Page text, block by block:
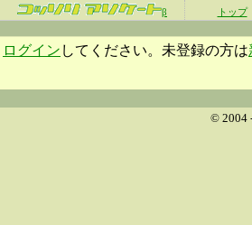
β トップ
ログイン してください。未登録の方は
© 2004